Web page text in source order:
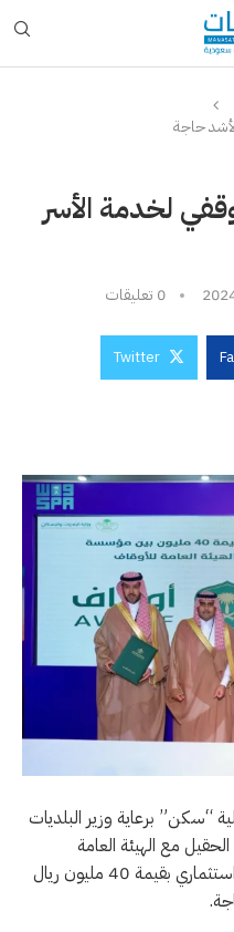
وقفي لخدمة الأسر
0 تعليقات
Twitter
“سكن” برعاية وزير البلديات
مع الهيئة العامة
للأوقاف، على إطلاق صندوق وقفي استثماري بقيمة 40 مليون ريال